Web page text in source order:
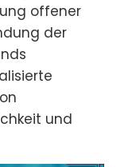
offener
der
und